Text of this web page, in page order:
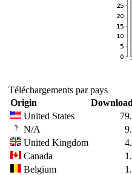
Téléchargements par pays
Origin
United States
N/A
United Kingdom
Canada
Belgium